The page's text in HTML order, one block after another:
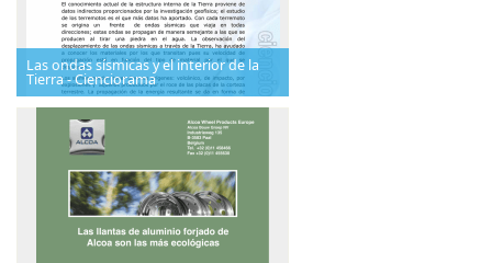
Las ondas sísmicas y el interior de la
Tierra - Cienciorama